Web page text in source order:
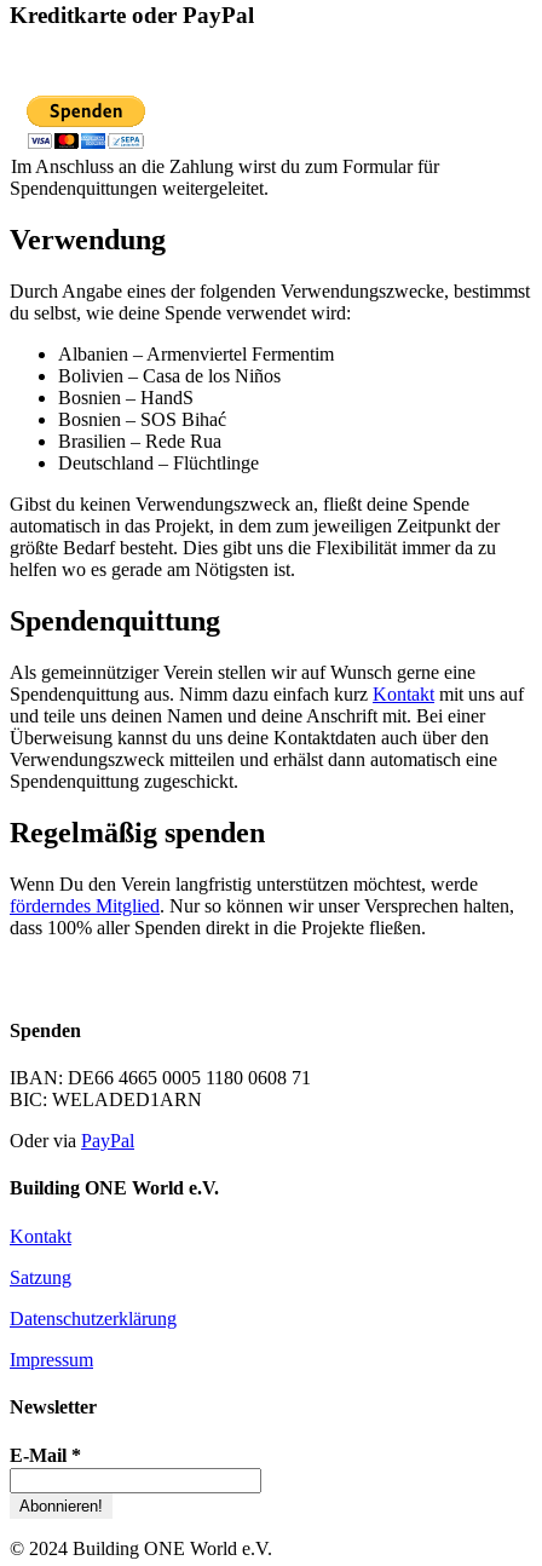
Kreditkarte oder PayPal
Im Anschluss an die Zahlung wirst du zum Formular für
Spendenquittungen weitergeleitet.
Verwendung
Durch Angabe eines der folgenden Verwendungszwecke, bestimmst
du selbst, wie deine Spende verwendet wird:
Albanien – Armenviertel Fermentim
Bolivien – Casa de los Niños
Bosnien – HandS
Bosnien – SOS Bihać
Brasilien – Rede Rua
Deutschland – Flüchtlinge
Gibst du keinen Verwendungszweck an, fließt deine Spende
automatisch in das Projekt, in dem zum jeweiligen Zeitpunkt der
größte Bedarf besteht. Dies gibt uns die Flexibilität immer da zu
helfen wo es gerade am Nötigsten ist.
Spendenquittung
Als gemeinnütziger Verein stellen wir auf Wunsch gerne eine
Spendenquittung aus. Nimm dazu einfach kurz Kontakt mit uns auf
und teile uns deinen Namen und deine Anschrift mit. Bei einer
Überweisung kannst du uns deine Kontaktdaten auch über den
Verwendungszweck mitteilen und erhälst dann automatisch eine
Spendenquittung zugeschickt.
Regelmäßig spenden
Wenn Du den Verein langfristig unterstützen möchtest, werde
förderndes Mitglied. Nur so können wir unser Versprechen halten,
dass 100% aller Spenden direkt in die Projekte fließen.
Spenden
IBAN: DE66 4665 0005 1180 0608 71
BIC: WELADED1ARN
Oder via PayPal
Building ONE World e.V.
Kontakt
Satzung
Datenschutzerklärung
Impressum
Newsletter
E-Mail *
© 2024 Building ONE World e.V.